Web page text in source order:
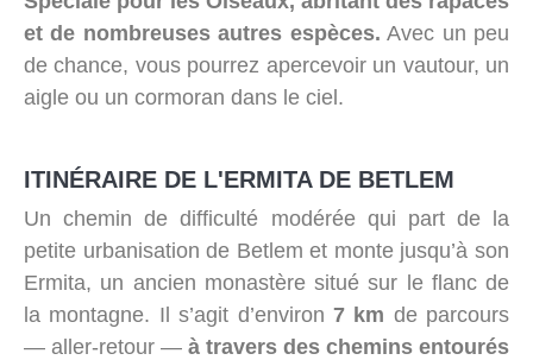
et de nombreuses autres espèces. Avec un peu
de chance, vous pourrez apercevoir un vautour, un
aigle ou un cormoran dans le ciel.
ITINÉRAIRE DE L'ERMITA DE BETLEM
Un chemin de difficulté modérée qui part de la
petite urbanisation de Betlem et monte jusqu’à son
Ermita, un ancien monastère situé sur le flanc de
la montagne. Il s’agit d’environ 7 km de parcours
— aller-retour — à travers des chemins entourés